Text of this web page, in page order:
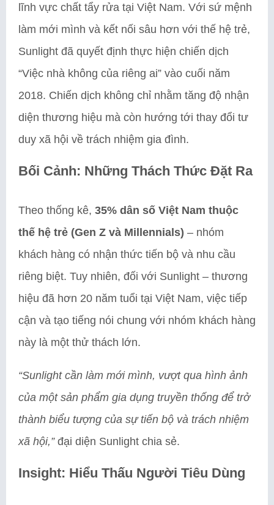
lĩnh vực chất tẩy rửa tại Việt Nam. Với sứ mệnh
làm mới mình và kết nối sâu hơn với thế hệ trẻ,
Sunlight đã quyết định thực hiện chiến dịch
“Việc nhà không của riêng ai” vào cuối năm
2018. Chiến dịch không chỉ nhằm tăng độ nhận
diện thương hiệu mà còn hướng tới thay đổi tư
duy xã hội về trách nhiệm gia đình.
Bối Cảnh: Những Thách Thức Đặt Ra
Theo thống kê, 35% dân số Việt Nam thuộc
thế hệ trẻ (Gen Z và Millennials) – nhóm
khách hàng có nhận thức tiến bộ và nhu cầu
riêng biệt. Tuy nhiên, đối với Sunlight – thương
hiệu đã hơn 20 năm tuổi tại Việt Nam, việc tiếp
cận và tạo tiếng nói chung với nhóm khách hàng
này là một thử thách lớn.
“Sunlight cần làm mới mình, vượt qua hình ảnh
của một sản phẩm gia dụng truyền thống để trở
thành biểu tượng của sự tiến bộ và trách nhiệm
xã hội,”đại diện Sunlight chia sẻ.
Insight: Hiểu Thấu Người Tiêu Dùng